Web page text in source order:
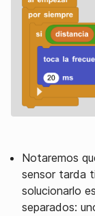
Notaremos
sensor tarda
solucionarlo
separados: